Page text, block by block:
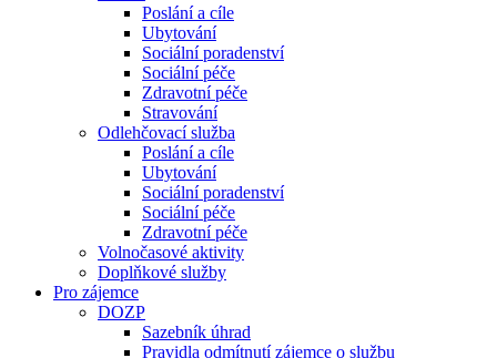
Poslání a cíle
Ubytování
Sociální poradenství
Sociální péče
Zdravotní péče
Stravování
Odlehčovací služba
Poslání a cíle
Ubytování
Sociální poradenství
Sociální péče
Zdravotní péče
Volnočasové aktivity
Doplňkové služby
Pro zájemce
DOZP
Sazebník úhrad
Pravidla odmítnutí zájemce o službu